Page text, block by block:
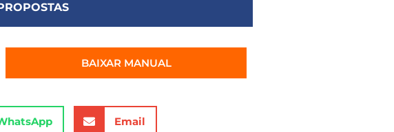
BAIXAR MANUAL
Email